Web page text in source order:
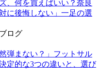
、何を買えばいい？奈良
に後悔しない」一足の選
ログ
弾まない？」フットサル
定的な3つの違いと、選び